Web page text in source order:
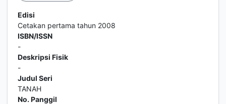
Edisi
Cetakan pertama tahun 2008
ISBN/ISSN
-
Deskripsi Fisik
-
Judul Seri
TANAH
No. Panggil